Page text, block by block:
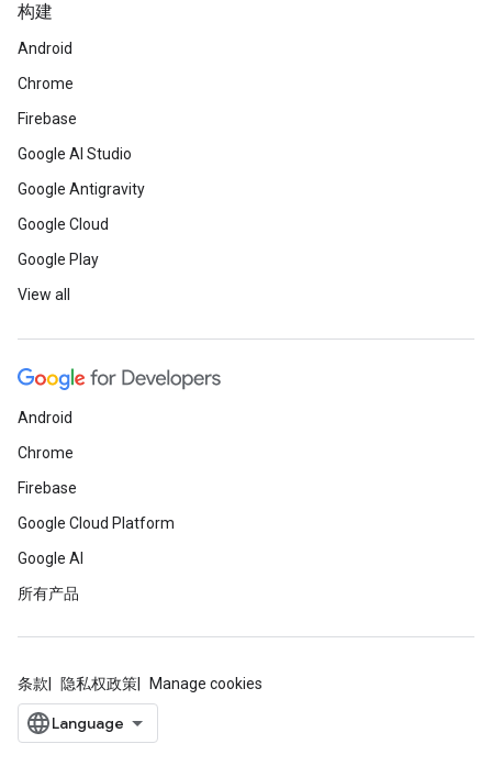
构建
Android
Chrome
Firebase
Google AI Studio
Google Antigravity
Google Cloud
Google Play
View all
Android
Chrome
Firebase
Google Cloud Platform
Google AI
所有产品
条款 隐私权政策 Manage cookies